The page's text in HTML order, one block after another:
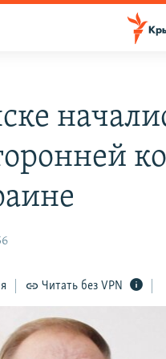
Читать без VPN